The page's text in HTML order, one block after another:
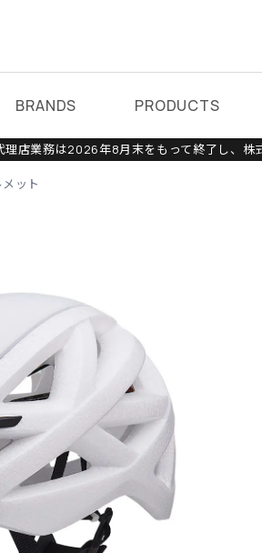
BRANDS PRODUCTS
店業務は2026年8月末をもって終了し、株
ット